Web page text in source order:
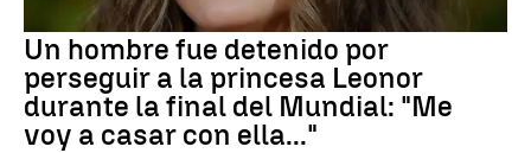
Un hombre fue detenido por
perseguir a la princesa Leonor
durante la final del Mundial: "Me
voy a casar con ella..."